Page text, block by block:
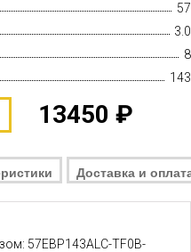
57
3.0
8
143
13450 ₽
Доставка и
57EBP143ALC-TF0B-